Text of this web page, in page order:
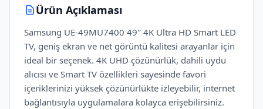
Ürün Açıklaması
Samsung UE‑49MU7400 49″ 4K Ultra HD Smart LED
TV, geniş ekran ve net görüntü kalitesi arayanlar için
ideal bir seçenek. 4K UHD çözünürlük, dahili uydu
alıcısı ve Smart TV özellikleri sayesinde favori
içeriklerinizi yüksek çözünürlükte izleyebilir, internet
bağlantısıyla uygulamalara kolayca erişebilirsiniz.